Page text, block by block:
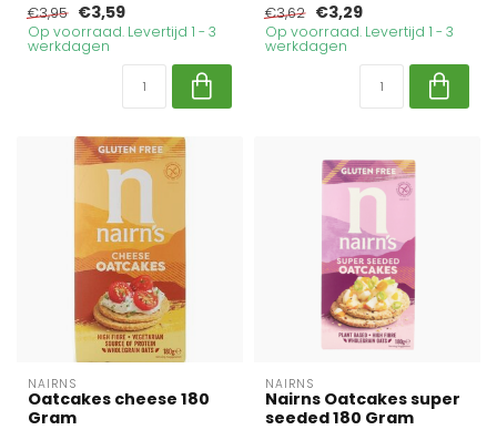
€3,95 €3,59
Op voorraad. Levertijd 1 - 3
werkdagen
€3,62 €3,29
Op voorraad. Levertijd 1 - 3
werkdagen
NAIRNS
Oatcakes cheese 180
Gram
NAIRNS
Nairns Oatcakes super
seeded 180 Gram